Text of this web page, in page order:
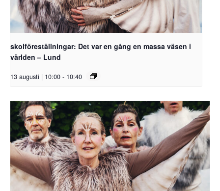
skolföreställningar: Det var en gång en massa väsen i
världen – Lund
13 augusti | 10:00 - 10:40